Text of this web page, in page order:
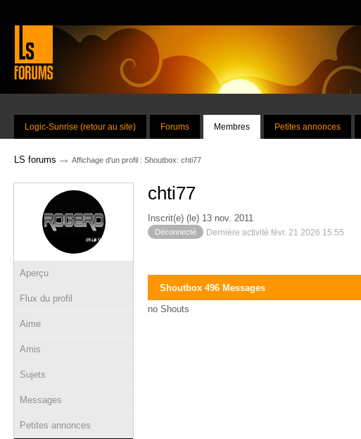
Logic-Sunrise (retour au site) Forums Membres Petites annonces
LS forums → Affichage d'un profil : Shoutbox: chti77
Aperçu
Flux du profil
Aime
Amis
Sujets
Messages
Petites annonces
chti77
Inscrit(e) (le) 13 nov. 2011
Déconnecté Dernière activité févr. 21 2026 15:55
Shoutbox 496 Messages
no Shouts